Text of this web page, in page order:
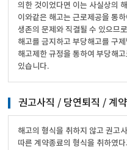
의한 것이었다면 이는 사실상의
이와같은 해고는 근로제공을 통
생존의 문제와 직결될 수 있으므
해고를 금지하고 부당해고를 구
해고제한 규정을 통하여 부당해
있습니다.
권고사직 / 당연퇴직 / 계
해고의 형식을 취하지 않고 권고
따른 계약종료의 형식을 취하였